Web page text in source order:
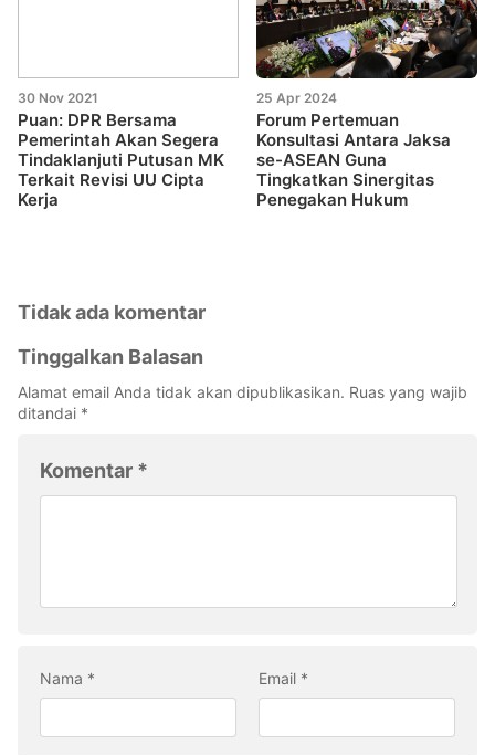
30 Nov 2021
Puan: DPR Bersama
Pemerintah Akan Segera
Tindaklanjuti Putusan MK
Terkait Revisi UU Cipta
Kerja
25 Apr 2024
Forum Pertemuan
Konsultasi Antara Jaksa
se-ASEAN Guna
Tingkatkan Sinergitas
Penegakan Hukum
Tidak ada komentar
Tinggalkan Balasan
Alamat email Anda tidak akan dipublikasikan. Ruas yang wajib
ditandai *
Komentar *
Nama * Email *